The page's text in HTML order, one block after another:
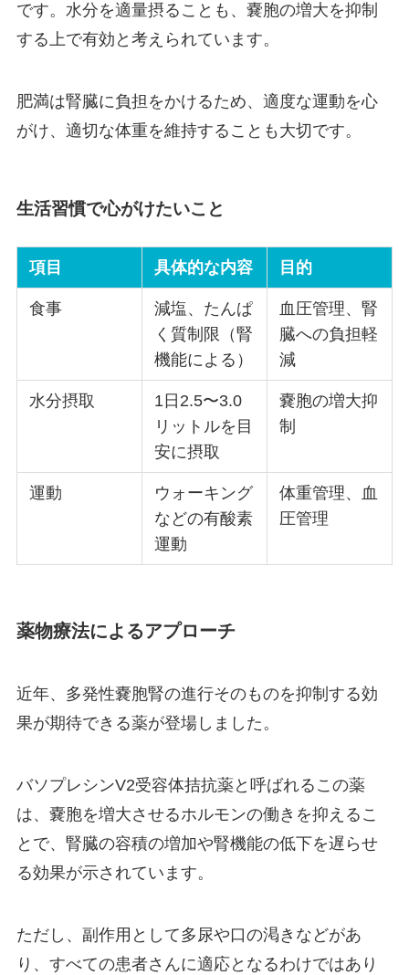
です。水分を適量摂ることも、嚢胞の増大を抑制
する上で有効と考えられています。
肥満は腎臓に負担をかけるため、適度な運動を心
がけ、適切な体重を維持することも大切です。
生活習慣で心がけたいこと
項目 具体的な内容 目的
食事
減塩、たんぱ
く質制限（腎
機能による）
血圧管理、腎
臓への負担軽
減
水分摂取
1日2.5〜3.0
リットルを目
安に摂取
嚢胞の増大抑
制
運動
ウォーキング
などの有酸素
運動
体重管理、血
圧管理
薬物療法によるアプローチ
近年、多発性嚢胞腎の進行そのものを抑制する効
果が期待できる薬が登場しました。
バソプレシンV2受容体拮抗薬と呼ばれるこの薬
は、嚢胞を増大させるホルモンの働きを抑えるこ
とで、腎臓の容積の増加や腎機能の低下を遅らせ
る効果が示されています。
ただし、副作用として多尿や口の渇きなどがあ
り、すべての患者さんに適応となるわけではあり